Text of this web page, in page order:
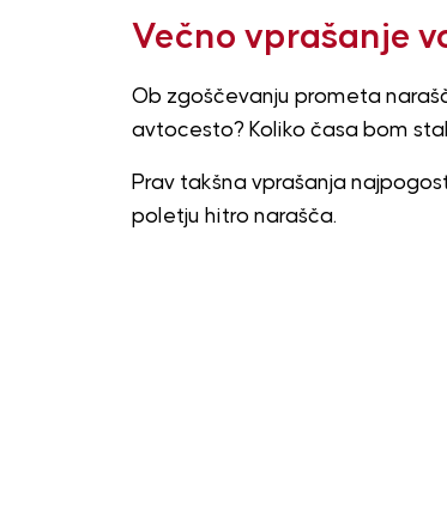
Večno vprašanje
Ob zgoščevanju prometa
avtocesto? Koliko časa bom
Prav takšna vprašanja
poletju hitro narašča.